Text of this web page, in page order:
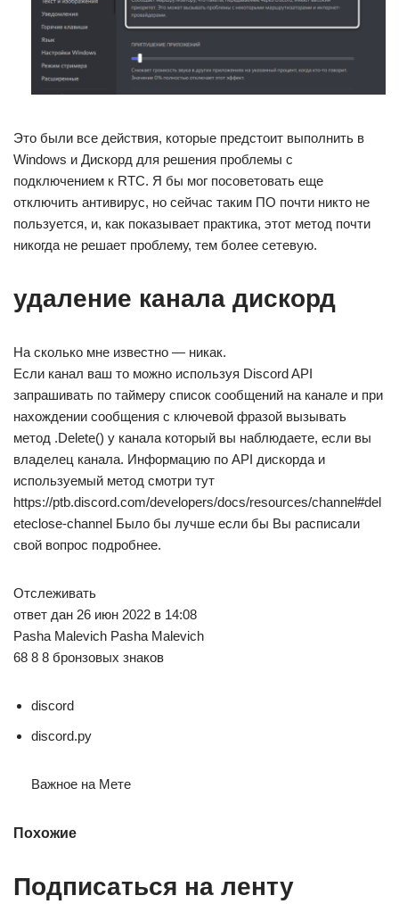
Это были все действия, которые предстоит выполнить в
Windows и Дискорд для решения проблемы с
подключением к RTC. Я бы мог посоветовать еще
отключить антивирус, но сейчас таким ПО почти никто не
пользуется, и, как показывает практика, этот метод почти
никогда не решает проблему, тем более сетевую.
удаление канала дискорд
На сколько мне известно — никак.
Если канал ваш то можно используя Discord API
запрашивать по таймеру список сообщений на канале и при
нахождении сообщения с ключевой фразой вызывать
метод .Delete() у канала который вы наблюдаете, если вы
владелец канала. Информацию по API дискорда и
используемый метод смотри тут
https://ptb.discord.com/developers/docs/resources/channel#del
eteclose-channel Было бы лучше если бы Вы расписали
свой вопрос подробнее.
Отслеживать
ответ дан 26 июн 2022 в 14:08
Pasha Malevich Pasha Malevich
68 8 8 бронзовых знаков
discord
discord.py
Важное на Мете
Похожие
Подписаться на ленту